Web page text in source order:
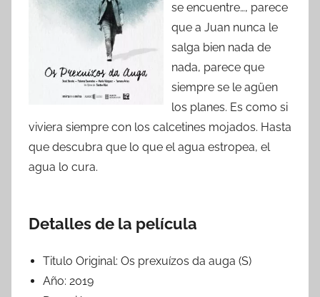
se encuentre…, parece
que a Juan nunca le
salga bien nada de
nada, parece que
siempre se le agüen
los planes. Es como si
viviera siempre con los calcetines mojados. Hasta
que descubra que lo que el agua estropea, el
agua lo cura.
Detalles de la película
Titulo Original: Os prexuízos da auga (S)
Año: 2019